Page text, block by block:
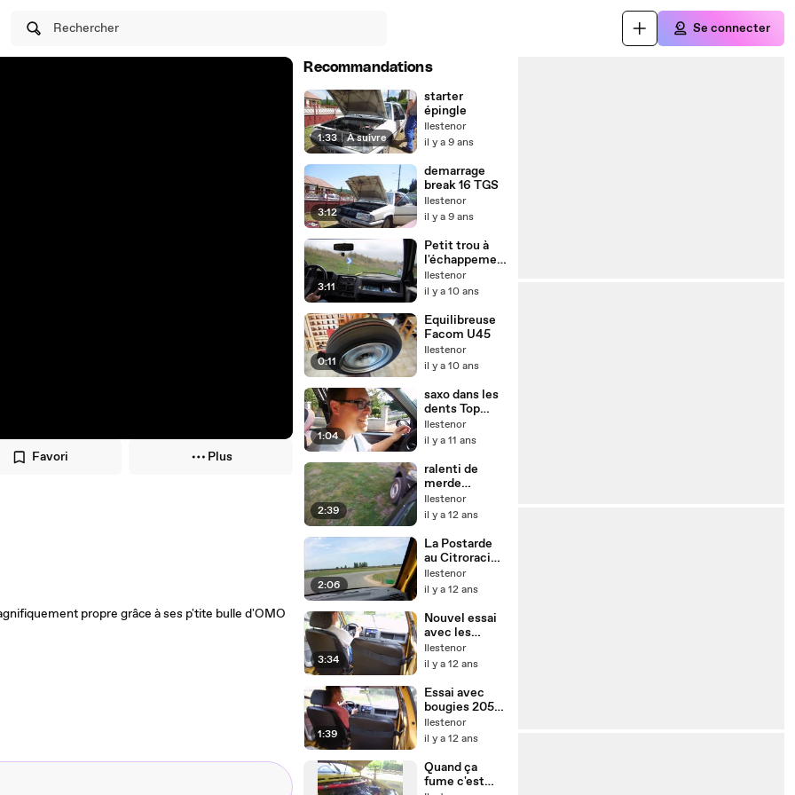
Rechercher Se connecter
Favori Plus
propre grâce à ses p'tite bulle d'OMO
Recommandations
1:33 | À suivre
starter
épingle
Ilestenor
il y a 9 ans
3:12
demarrage
break 16 TGS
Ilestenor
il y a 9 ans
3:11
Petit trou à
l'échappemen
t.
Ilestenor
il y a 10 ans
0:11
Equilibreuse
Facom U45
Ilestenor
il y a 10 ans
1:04
saxo dans les
dents Top
Geayyyyr!
Ilestenor
il y a 11 ans
2:39
ralenti de
merde
Citroen AX
1.4I
Ilestenor
il y a 12 ans
2:06
La Postarde
au Citroracing
2014
Ilestenor
il y a 12 ans
3:34
Nouvel essai
avec les
bougies
d'origine
Ilestenor
il y a 12 ans
1:39
Essai avec
bougies 205
Rally
Ilestenor
il y a 12 ans
Quand ça
fume c'est